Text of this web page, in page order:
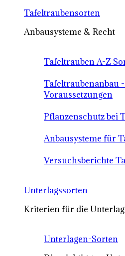
Tafeltraubensorten
Anbausysteme & Recht
Tafeltrauben A-Z
Tafeltraubenanbau
Voraussetzungen
Pflanzenschutz bei
Anbausysteme für
Versuchsberichte
Unterlagssorten
Kriterien für die
Unterlagen-Sorten